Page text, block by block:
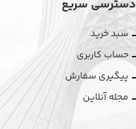
دسترسی سریع
سبد خرید
حساب کاربری
پیگیری سفارش
مجله آنلاین